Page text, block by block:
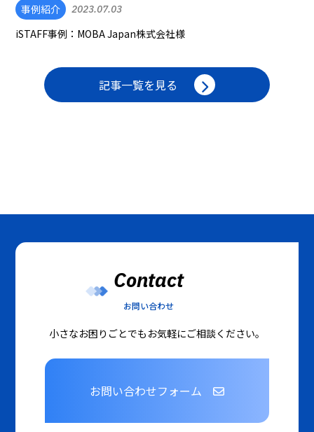
事例紹介 2023.07.03
iSTAFF事例：MOBA Japan株式会社様
記事一覧を見る
Contact
お問い合わせ
小さなお困りごとでもお気軽にご相談ください。
お問い合わせフォーム